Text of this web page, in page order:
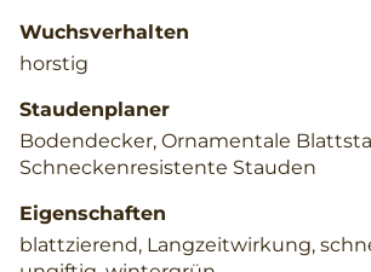
Wuchsverhalten
horstig
Staudenplaner
Bodendecker, Ornamentale
Schneckenresistente Stauden
Eigenschaften
blattzierend, Langzeitwirkung,